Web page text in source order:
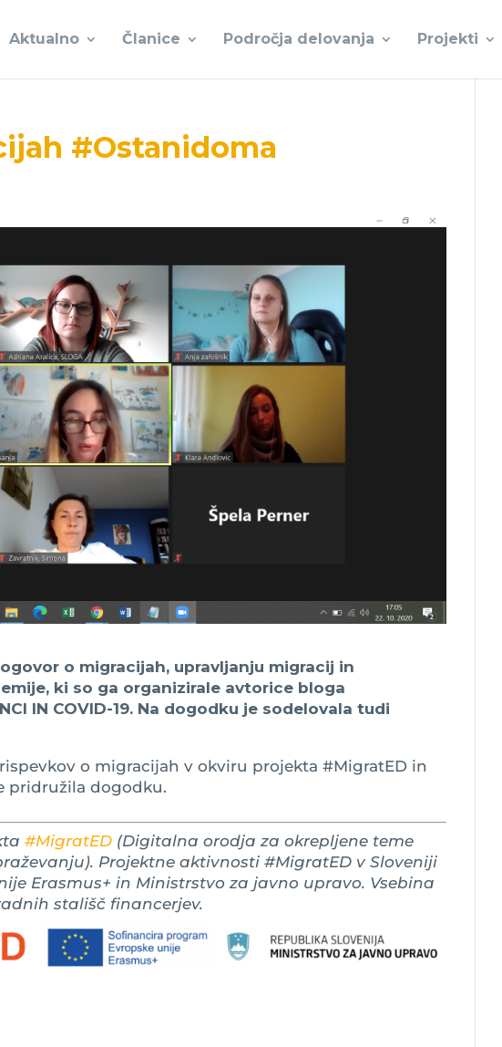
Aktualno Članice Področja delovanja Projekti
#Ostanidoma
o migracijah, upravljanju migracij in
ki so ga organizirale avtorice bloga
IN COVID-19. Na dogodku je sodelovala tudi
o migracijah v okviru projekta #MigratED in
pridružila dogodku.
#MigratED (Digitalna orodja za okrepljene teme
Projektne aktivnosti #MigratED v Sloveniji
Erasmus+ in Ministrstvo za javno upravo. Vsebina
stališč financerjev.